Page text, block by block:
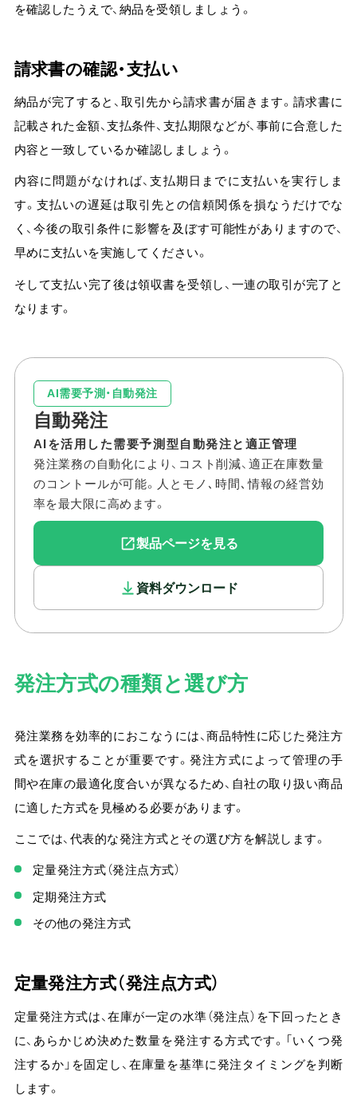
を確認したうえで、納品を受領しましょう。
請求書の確認・支払い
納品が完了すると、取引先から請求書が届きます。請求書に
記載された金額、支払条件、支払期限などが、事前に合意した
内容と一致しているか確認しましょう。
内容に問題がなければ、支払期日までに支払いを実行しま
す。 支払いの遅延は取引先との信頼関係を損なうだけでな
く、今後の取引条件に影響を及ぼす可能性がありますので、
早めに支払いを実施してください。
そして支払い完了後は領収書を受領し、一連の取引が完了と
なります。
AI需要予測・自動発注
自動発注
AIを活用した需要予測型自動発注と適正管理
発注業務の自動化により、コスト削減、適正在庫数量
のコントールが可能。人とモノ､時間､情報の経営効
率を最大限に高めます。
製品ページを見る
資料ダウンロード
発注方式の種類と選び方
発注業務を効率的におこなうには、商品特性に応じた発注方
式を選択することが重要です。発注方式によって管理の手
間や在庫の最適化度合いが異なるため、自社の取り扱い商品
に適した方式を見極める必要があります。
ここでは、代表的な発注方式とその選び方を解説します。
定量発注方式（発注点方式）
定期発注方式
その他の発注方式
定量発注方式（発注点方式）
定量発注方式は、在庫が一定の水準（発注点）を下回ったとき
に、あらかじめ決めた数量を発注する方式です。 「いくつ発
注するか」を固定し、在庫量を基準に発注タイミングを判断
します。